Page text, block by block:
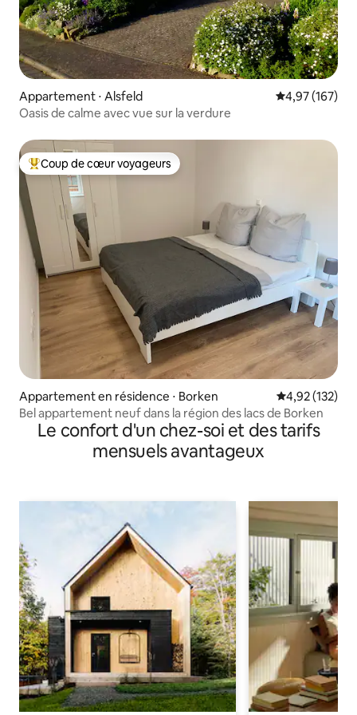
Appartement ⋅ Alsfeld Évaluation
4,97 (167)
Oasis de calme avec vue sur la verdure
Coups de cœur voyageurs les plus appréciés
Coup de cœur voyageurs
Appartement en résidence ⋅ Borken Évaluation
4,92 (132)
Bel appartement neuf dans la région des lacs de Borken
Le confort d'un chez-soi et des tarifs
mensuels avantageux